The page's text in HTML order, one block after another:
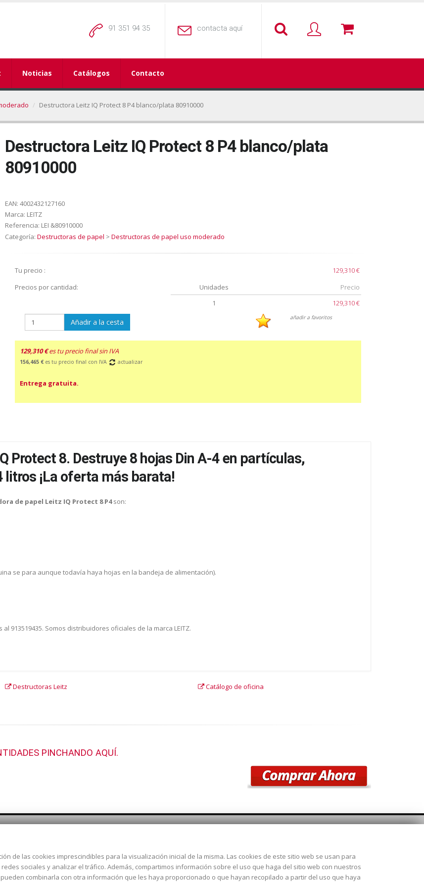
91 351 94 35 contacta aquí
Noticias Catálogos Contacto
Destructora Leitz IQ Protect 8 P4 blanco/plata 80910000
Destructora Leitz IQ Protect 8 P4 blanco/plata
80910000
EAN: 4002432127160
Marca: LEITZ
Referencia: LEI &80910000
Categoría: Destructoras de papel > Destructoras de papel uso moderado
Tu precio :
129,310 €
Precios por cantidad:
Unidades
Precio
1
129,310 €
Añadir a la cesta añadir a favoritos
129,310 € es tu precio final sin IVA
156,465 € es tu precio final con IVA actualizar
Entrega gratuita.
Protect 8. Destruye 8 hojas Din A-4 en partículas,
¡La oferta más barata!
de papel Leitz IQ Protect 8 P4son:
se para aunque todavía haya hojas en la bandeja de alimentación).
913519435. Somos distribuidores oficiales de la marca LEITZ.
Destructoras Leitz
Catálogo de oficina
PINCHANDO AQUÍ.
Dirección:c/ Cercedilla nº 14, 28925
Alcorcón
de las cookies imprescindibles para la visualización inicial de la misma. Las cookies de este sitio web se usan para
sociales y analizar el tráfico. Además, compartimos información sobre el uso que haga del sitio web con nuestros
combinarla con otra información que les haya proporcionado o que hayan recopilado a partir del uso que haya